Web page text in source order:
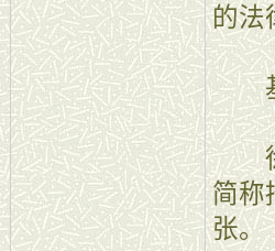
的法
基
徐
简称
张。